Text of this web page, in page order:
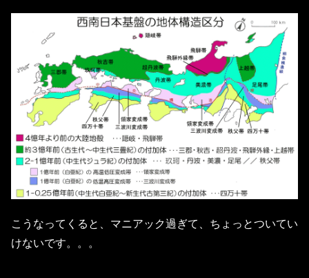
こうなってくると、マニアック過ぎて、ちょっとついてい
けないです。。。